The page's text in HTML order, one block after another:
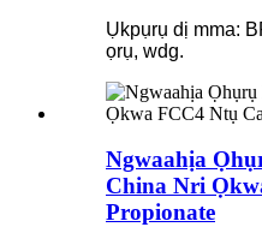
Ụkpụrụ dị mma:
ọrụ, wdg.
Ngwaahịa
China Nri
Propionate